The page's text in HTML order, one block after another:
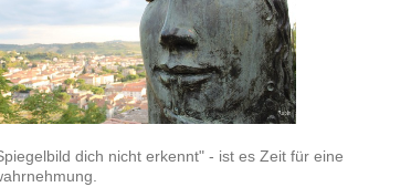
dich nicht erkennt" - ist es Zeit für eine